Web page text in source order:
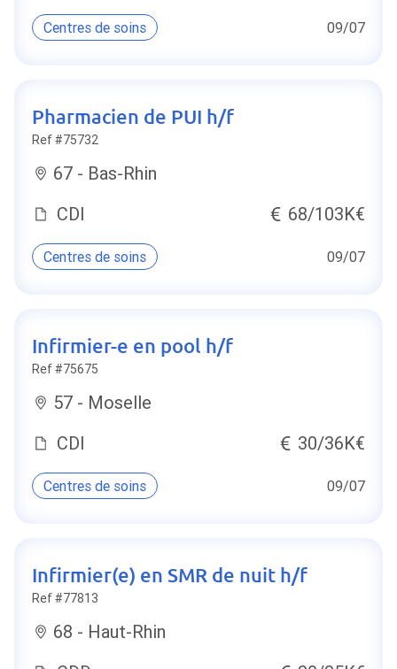
Centres de soins 09/07
Pharmacien de PUI h/f
Ref #75732
67 - Bas-Rhin
CDI
68/103K€
Centres de soins 09/07
Infirmier-e en pool h/f
Ref #75675
57 - Moselle
CDI
30/36K€
Centres de soins 09/07
Infirmier(e) en SMR de nuit h/f
Ref #77813
68 - Haut-Rhin